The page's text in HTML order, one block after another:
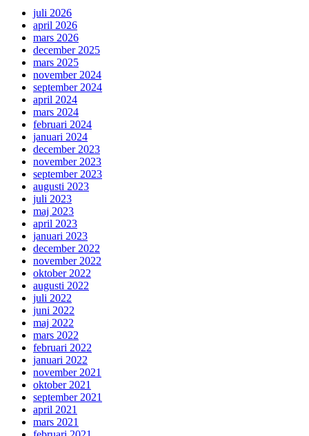
juli 2026
april 2026
mars 2026
december 2025
mars 2025
november 2024
september 2024
april 2024
mars 2024
februari 2024
januari 2024
december 2023
november 2023
september 2023
augusti 2023
juli 2023
maj 2023
april 2023
januari 2023
december 2022
november 2022
oktober 2022
augusti 2022
juli 2022
juni 2022
maj 2022
mars 2022
februari 2022
januari 2022
november 2021
oktober 2021
september 2021
april 2021
mars 2021